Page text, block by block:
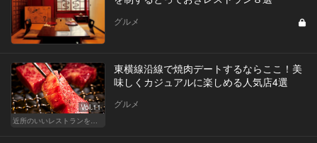
グルメ
Vol.11
東横線沿線で焼肉デートするならここ！美
味しくカジュアルに楽しめる人気店4選
グルメ